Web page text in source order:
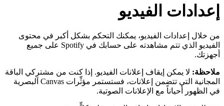
إعدادات الفيديو
من خلال إعدادات الفيديو، يمكنك التحكم بشكل أكبر في محتوى
الفيديو الذي تتم مشاهدته على حسابك في Spotify على جميع
أجهزتك.
ملاحظة: لا يمكن إيقاف إعلانات الفيديو. إذا كنت من مشترِكي الباقة
المجانية التي تتضمن إعلانات، فستستمر مؤثِّرات Canvas البصرية
في الظهور أحياناً مع الإعلانات الصوتية.